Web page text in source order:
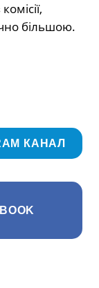
більшою.
КАНАЛ